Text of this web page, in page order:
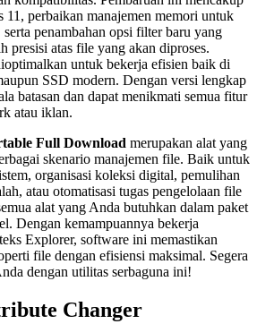
perbaikan manajemen memori untuk
penambahan opsi filter baru yang
presisi atas file yang akan diproses.
untuk bekerja efisien baik di
SSD modern. Dengan versi lengkap
batasan dan dapat menikmati semua fitur
atau iklan.
Full Download merupakan alat yang
skenario manajemen file. Baik untuk
organisasi koleksi digital, pemulihan
atau otomatisasi tugas pengelolaan file
alat yang Anda butuhkan dalam paket
Dengan kemampuannya bekerja
Explorer, software ini memastikan
file dengan efisiensi maksimal. Segera
dengan utilitas serbaguna ini!
Changer